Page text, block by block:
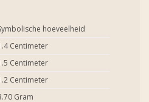
hoeveelheid
Centimeter
Centimeter
Centimeter
Gram